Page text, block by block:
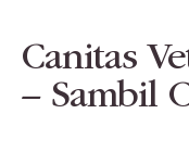
Canitas
– Sambil